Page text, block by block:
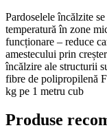
Pardoselele încălzite
temperatură în zone
funcționare – reduce
amestecului prin
încălzire ale structurii
fibre de polipropilenă
kg pe 1 metru cub
Produse